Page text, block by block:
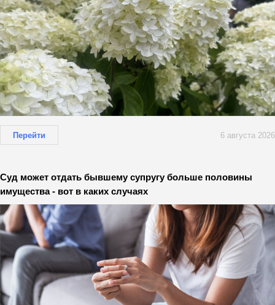
Перейти 6 августа 2026
Суд может отдать бывшему супругу больше половины
имущества - вот в каких случаях